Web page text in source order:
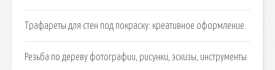
Трафареты для стен под покраску: креативное оформление.
Резьба по дереву фотографии, рисунки, эскизы, инструменты.